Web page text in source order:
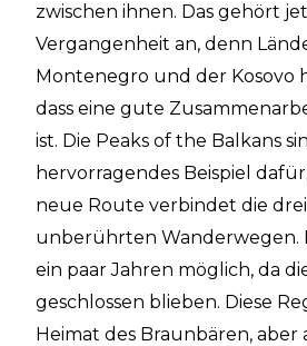
zwischen ihnen. Das gehört
Vergangenheit an, denn
Montenegro und der Kosovo
dass eine gute
ist. Die Peaks of the Balkans
hervorragendes Beispiel
neue Route verbindet die
unberührten Wanderwegen.
ein paar Jahren möglich, da
geschlossen blieben. Diese
Heimat des Braunbären, aber